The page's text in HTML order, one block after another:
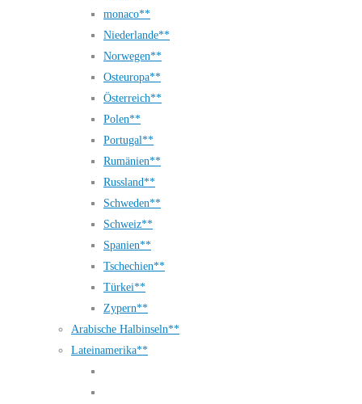
monaco**
Niederlande**
Norwegen**
Osteuropa**
Österreich**
Polen**
Portugal**
Rumänien**
Russland**
Schweden**
Schweiz**
Spanien**
Tschechien**
Türkei**
Zypern**
Arabische Halbinseln**
Lateinamerika**